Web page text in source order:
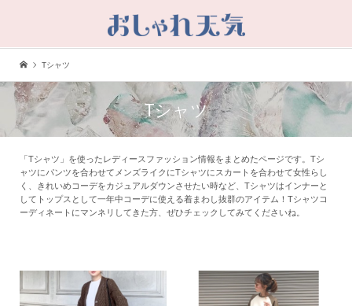
Tシャツ
Tシャツ
「Tシャツ」を使ったレディースファッション情報をまとめたページです。Tシ
ャツにパンツを合わせてメンズライクにTシャツにスカートを合わせて女性らし
く、きれいめコーデをカジュアルダウンさせたい時など、Tシャツはインナーと
してトップスとして一年中コーデに使える着まわし抜群のアイテム！Tシャツコ
ーディネートにマンネリしてきた方、ぜひチェックしてみてくださいね。